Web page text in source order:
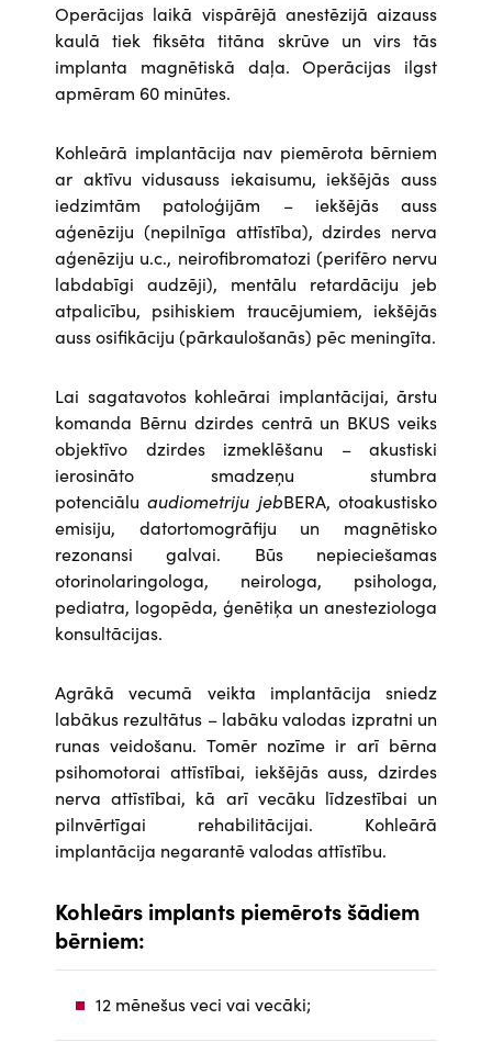
Operācijas laikā vispārējā anestēzijā aizauss
kaulā tiek fiksēta titāna skrūve un virs tās
implanta magnētiskā daļa. Operācijas ilgst
apmēram 60 minūtes.
Kohleārā implantācija nav piemērota bērniem
ar aktīvu vidusauss iekaisumu, iekšējās auss
iedzimtām patoloģijām – iekšējās auss
aģenēziju (nepilnīga attīstība), dzirdes nerva
aģenēziju u.c., neirofibromatozi (perifēro nervu
labdabīgi audzēji), mentālu retardāciju jeb
atpalicību, psihiskiem traucējumiem, iekšējās
auss osifikāciju (pārkaulošanās) pēc meningīta.
Lai sagatavotos kohleārai implantācijai, ārstu
komanda Bērnu dzirdes centrā un BKUS veiks
objektīvo dzirdes izmeklēšanu – akustiski
ierosināto smadzeņu stumbra
potenciāluaudiometriju jebBERA, otoakustisko
emisiju, datortomogrāfiju un magnētisko
rezonansi galvai. Būs nepieciešamas
otorinolaringologa, neirologa, psihologa,
pediatra, logopēda, ģenētiķa un anesteziologa
konsultācijas.
Agrākā vecumā veikta implantācija sniedz
labākus rezultātus – labāku valodas izpratni un
runas veidošanu. Tomēr nozīme ir arī bērna
psihomotorai attīstībai, iekšējās auss, dzirdes
nerva attīstībai, kā arī vecāku līdzestībai un
pilnvērtīgai rehabilitācijai. Kohleārā
implantācija negarantē valodas attīstību.
Kohleārs implants piemērots šādiem
bērniem:
12 mēnešus veci vai vecāki;